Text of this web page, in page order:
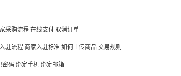
采购流程 在线支付 取消订单
驻流程 商家入驻标准 如何上传商品 交易规则
密码 绑定手机 绑定邮箱